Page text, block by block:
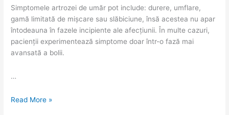
Simptomele artrozei de umăr pot include: durere, umflare,
gamă limitată de mișcare sau slăbiciune, însă acestea nu apar
întodeauna în fazele incipiente ale afecțiunii. În multe cazuri,
pacienții experimentează simptome doar într-o fază mai
avansată a bolii.
…
umăr
Read More »
umăr